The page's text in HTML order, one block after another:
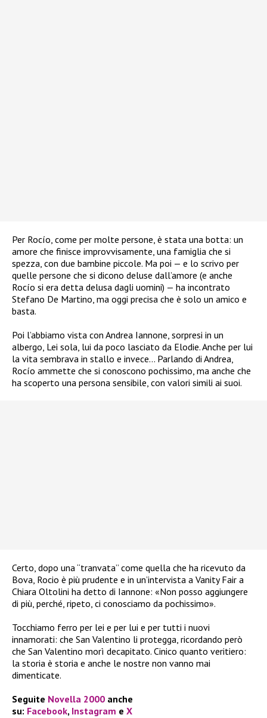
Per Rocío, come per molte persone, è stata una botta: un
amore che finisce improvvisamente, una famiglia che si
spezza, con due bambine piccole. Ma poi — e lo scrivo per
quelle persone che si dicono deluse dall’amore (e anche
Rocío si era detta delusa dagli uomini) — ha incontrato
Stefano De Martino, ma oggi precisa che è solo un amico e
basta.
Poi l’abbiamo vista con Andrea Iannone, sorpresi in un
albergo, Lei sola, lui da poco lasciato da Elodie. Anche per lui
la vita sembrava in stallo e invece… Parlando di Andrea,
Rocío ammette che si conoscono pochissimo, ma anche che
ha scoperto una persona sensibile, con valori simili ai suoi.
Certo, dopo una “tranvata” come quella che ha ricevuto da
Bova, Rocio è più prudente e in un’intervista a Vanity Fair a
Chiara Oltolini ha detto di Iannone: «Non posso aggiungere
di più, perché, ripeto, ci conosciamo da pochissimo».
Tocchiamo ferro per lei e per lui e per tutti i nuovi
innamorati: che San Valentino li protegga, ricordando però
che San Valentino morì decapitato. Cinico quanto veritiero:
la storia è storia e anche le nostre non vanno mai
dimenticate.
Seguite Novella 2000 anche
su: Facebook, Instagram e X